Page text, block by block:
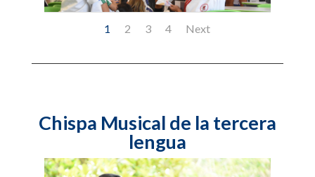
1 2 3 4 Next
Chispa Musical de la tercera
lengua